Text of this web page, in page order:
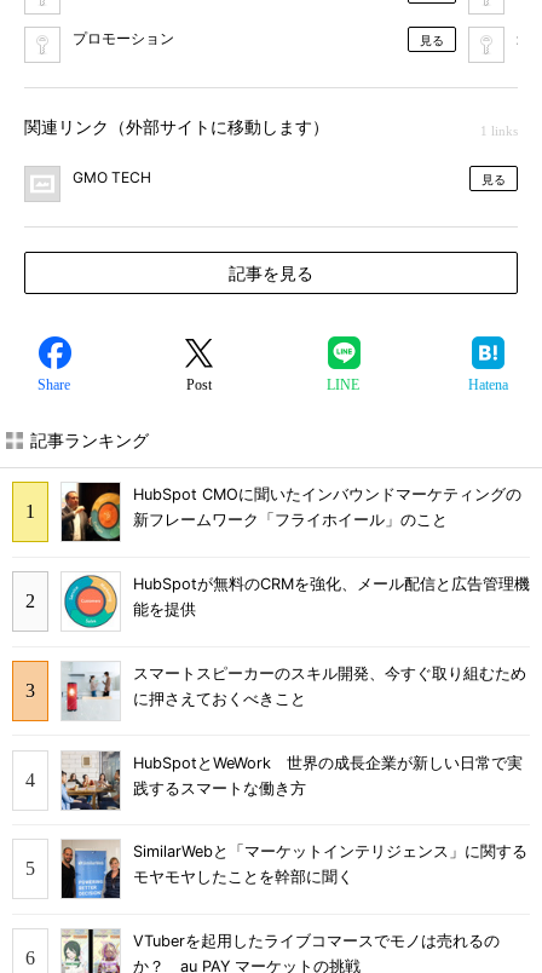
プロモーション 見る 最
関連リンク（外部サイトに移動します） 1 links
GMO TECH 見る
記事を見る
Share Post LINE Hatena
記事ランキング
HubSpot CMOに聞いたインバウンドマーケティングの
新フレームワーク「フライホイール」のこと
HubSpotが無料のCRMを強化、メール配信と広告管理機
能を提供
スマートスピーカーのスキル開発、今すぐ取り組むため
に押さえておくべきこと
HubSpotとWeWork 世界の成長企業が新しい日常で実
践するスマートな働き方
SimilarWebと「マーケットインテリジェンス」に関する
モヤモヤしたことを幹部に聞く
VTuberを起用したライブコマースでモノは売れるの
か？ au PAY マーケットの挑戦